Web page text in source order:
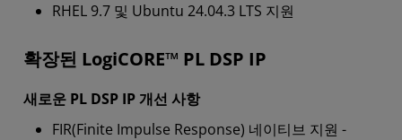
RHEL 9.7 및 Ubuntu 24.04.3 LTS 지원
확장된 LogiCORE™ PL DSP IP
새로운 PL DSP IP 개선 사항
FIR(Finite Impulse Response) 네이티브 지원 -